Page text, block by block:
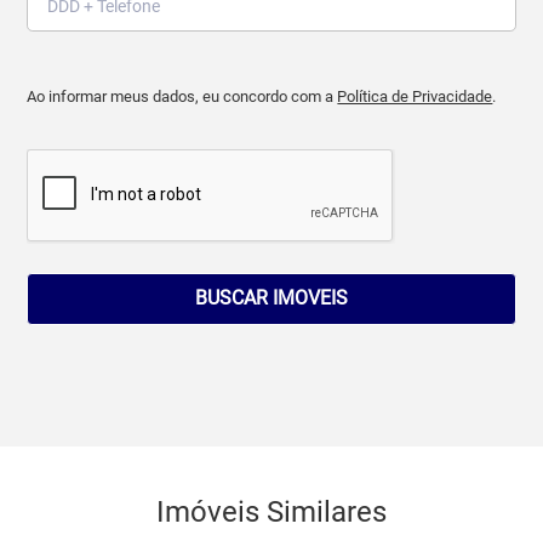
Ao informar meus dados, eu concordo com a Política de Privacidade.
BUSCAR IMOVEIS
Imóveis Similares